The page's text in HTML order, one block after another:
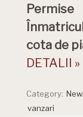
cota de
DETALII »
Category:
vanzari